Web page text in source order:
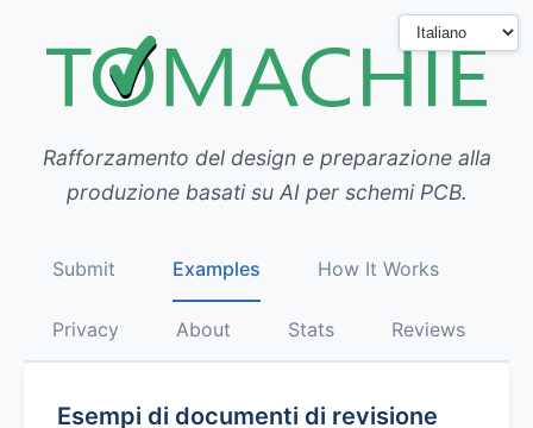
Rafforzamento del design e preparazione alla
produzione basati su AI per schemi PCB.
Submit Examples How It Works
Privacy About Stats Reviews
Esempi di documenti di revisione